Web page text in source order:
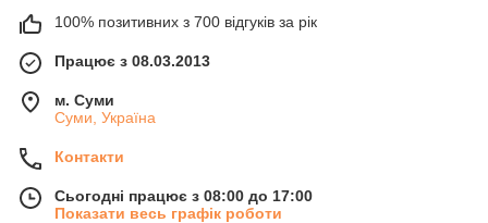
100% позитивних з 700 відгуків за рік
Працює з 08.03.2013
м. Суми
Суми, Україна
Контакти
Сьогодні працює з 08:00 до 17:00
Показати весь графік роботи